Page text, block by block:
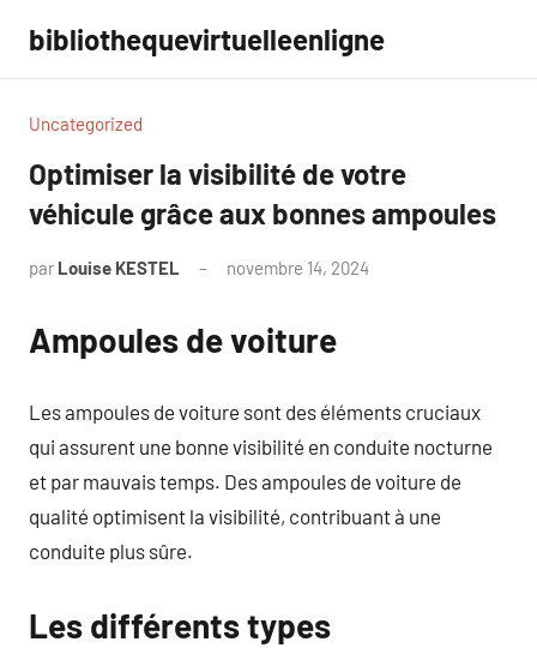
contenu
bibliothequevirtuelleenligne
Uncategorized
Optimiser la visibilité de votre
véhicule grâce aux bonnes ampoules
par Louise KESTEL novembre 14, 2024
Ampoules de voiture
Les ampoules de voiture sont des éléments cruciaux
qui assurent une bonne visibilité en conduite nocturne
et par mauvais temps. Des ampoules de voiture de
qualité optimisent la visibilité, contribuant à une
conduite plus sûre.
Les différents types